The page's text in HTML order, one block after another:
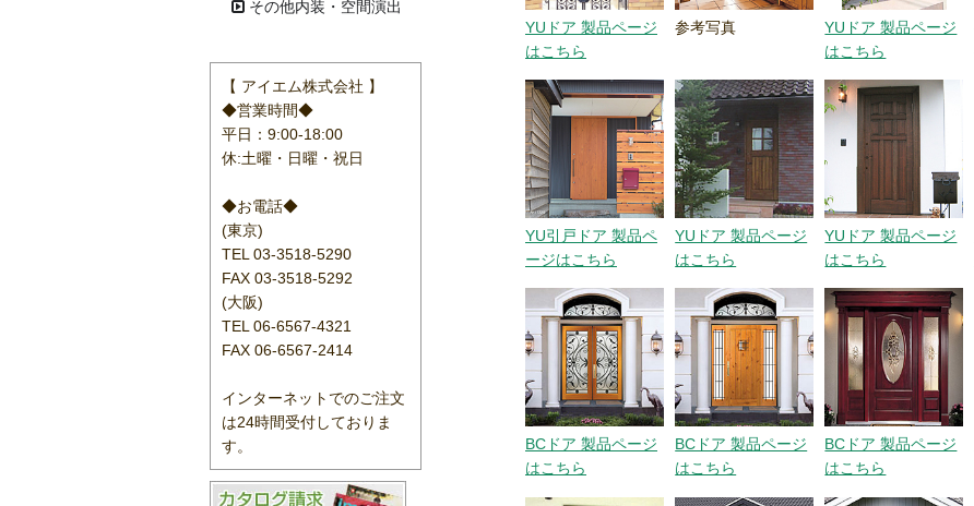
その他内装・空間演出
【 アイエム株式会社 】
◆営業時間◆
平日：9:00-18:00
休:土曜・日曜・祝日
◆お電話◆
(東京)
TEL 03-3518-5290
FAX 03-3518-5292
(大阪)
TEL 06-6567-4321
FAX 06-6567-2414
インターネットでのご注文
は24時間受付しておりま
す。
YUドア 製品ページ
はこちら
参考写真
YUドア 製品ページ
はこちら
YU引戸ドア 製品ペ
ージはこちら
YUドア 製品ページ
はこちら
YUドア 製品ページ
はこちら
BCドア 製品ページ
はこちら
BCドア 製品ページ
はこちら
BCドア 製品ページ
はこちら